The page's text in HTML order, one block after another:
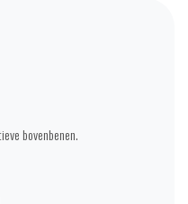
bovenbenen.